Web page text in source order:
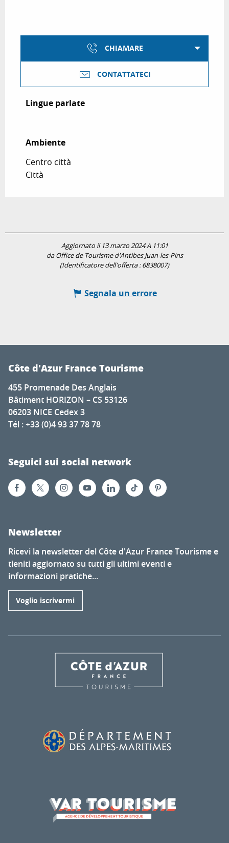
CHIAMARE
CONTATTATECI
Lingue parlate
Lingue parlate
Ambiente
Ambiente
Centro città
Città
Aggiornato il 13 marzo 2024 A 11:01
da Office de Tourisme d'Antibes Juan-les-Pins
(Identificatore dell'offerta :6838007)
Segnala un errore
Côte d'Azur France Tourisme
455 Promenade Des Anglais
Bâtiment HORIZON – CS 53126
06203 NICE Cedex 3
Tél : +33 (0)4 93 37 78 78
Seguici sui social network
Newsletter
Ricevi la newsletter del Côte d'Azur France Tourisme e
tieniti aggiornato su tutti gli ultimi eventi e
informazioni pratiche...
Voglio iscrivermi